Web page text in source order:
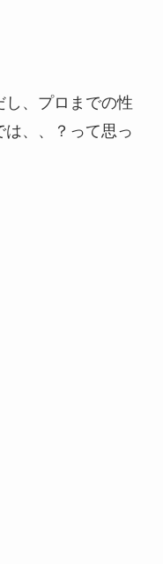
し、プロまでの性
、、？って思っ